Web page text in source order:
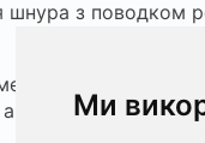
Ми
з поводком
брязкітні
— мінімум